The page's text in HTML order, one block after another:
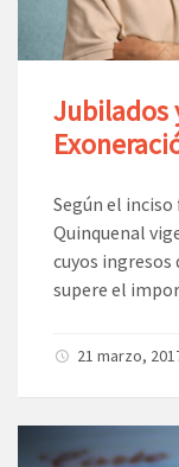
Jubilados
Según el
Quinquenal
cuyos
supere el
21 marzo,